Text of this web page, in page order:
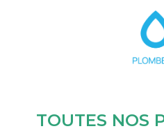
TOUTES NOS